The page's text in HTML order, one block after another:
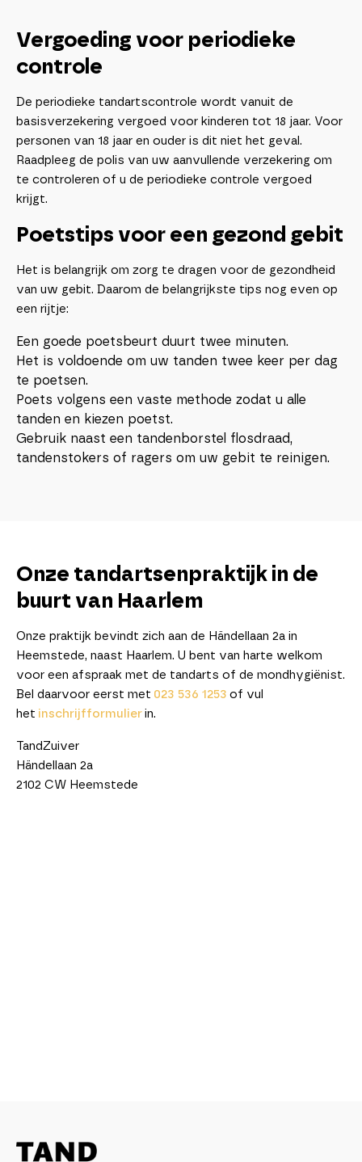
Vergoeding voor periodieke
controle
De periodieke tandartscontrole wordt vanuit de
basisverzekering vergoed voor kinderen tot 18 jaar. Voor
personen van 18 jaar en ouder is dit niet het geval.
Raadpleeg de polis van uw aanvullende verzekering om
te controleren of u de periodieke controle vergoed
krijgt.
Poetstips voor een gezond gebit
Het is belangrijk om zorg te dragen voor de gezondheid
van uw gebit. Daarom de belangrijkste tips nog even op
een rijtje:
Een goede poetsbeurt duurt twee minuten.
Het is voldoende om uw tanden twee keer per dag
te poetsen.
Poets volgens een vaste methode zodat u alle
tanden en kiezen poetst.
Gebruik naast een tandenborstel flosdraad,
tandenstokers of ragers om uw gebit te reinigen.
Onze tandartsenpraktijk in de
buurt van Haarlem
Onze praktijk bevindt zich aan de Händellaan 2a in
Heemstede, naast Haarlem. U bent van harte welkom
voor een afspraak met de tandarts of de mondhygiënist.
Bel daarvoor eerst met 023 536 1253 of vul
het inschrijfformulier in.
TandZuiver
Händellaan 2a
2102 CW Heemstede